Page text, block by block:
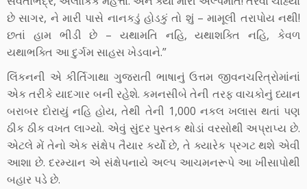
છે સાગર, ને મારી પાસે નાનકડું હોડકું તો શું – મામૂલી તરાપોય નથી!
છતાં હામ ભીડી છે – યથામતિ નહિ, યથાશક્તિ નહિ, કેવળ
યથાભક્તિ આ દુર્ગમ સાહસ ખેડવાને.”
લિંકનની એ કીર્તિગાથા ગુજરાતી ભાષાનું ઉત્તમ જીવનચરિત્રોમાંનાં
એક તરીકે યાદગાર બની રહેશે. કમનસીબે તેની તરફ વાચકોનું ધ્યાન
બરાબર દોરાયું નહિ હોય, તેથી તેની 1,000 નકલ ખલાસ થતાં પણ
ઠીક ઠીક વખત લાગ્યો. એવું સુંદર પુસ્તક થોડાં વરસોથી અપ્રાપ્ય છે.
એટલે મેં તેનો એક સંક્ષેપ તૈયાર કર્યો છે, તે ક્યારેક પ્રગટ થશે એવી
આશા છે. દરમ્યાન એ સંક્ષેપનાયે અલ્પ આચમનરૂપે આ ખીસાપોથી
બહાર પડે છે.